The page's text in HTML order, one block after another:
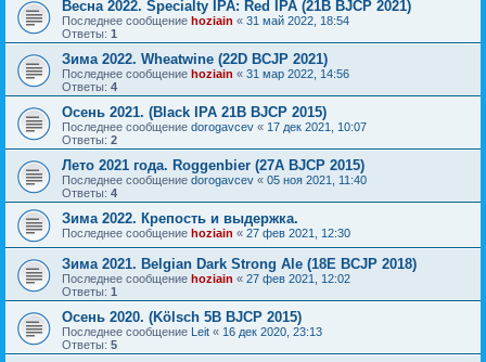
Весна 2022. Specialty IPA: Red IPA (21B BJCP 2021)
Последнее сообщение hoziain « 31 май 2022, 18:54
Ответы: 1
Зима 2022. Wheatwine (22D BCJP 2021)
Последнее сообщение hoziain « 31 мар 2022, 14:56
Ответы: 4
Осень 2021. (Black IPA 21B BJCP 2015)
Последнее сообщение dorogavcev « 17 дек 2021, 10:07
Ответы: 2
Лето 2021 года. Roggenbier (27A BJCP 2015)
Последнее сообщение dorogavcev « 05 ноя 2021, 11:40
Ответы: 4
Зима 2022. Крепость и выдержка.
Последнее сообщение hoziain « 27 фев 2021, 12:30
Зима 2021. Belgian Dark Strong Ale (18E BCJP 2018)
Последнее сообщение hoziain « 27 фев 2021, 12:02
Ответы: 1
Осень 2020. (Kölsch 5B BJCP 2015)
Последнее сообщение Leit « 16 дек 2020, 23:13
Ответы: 5